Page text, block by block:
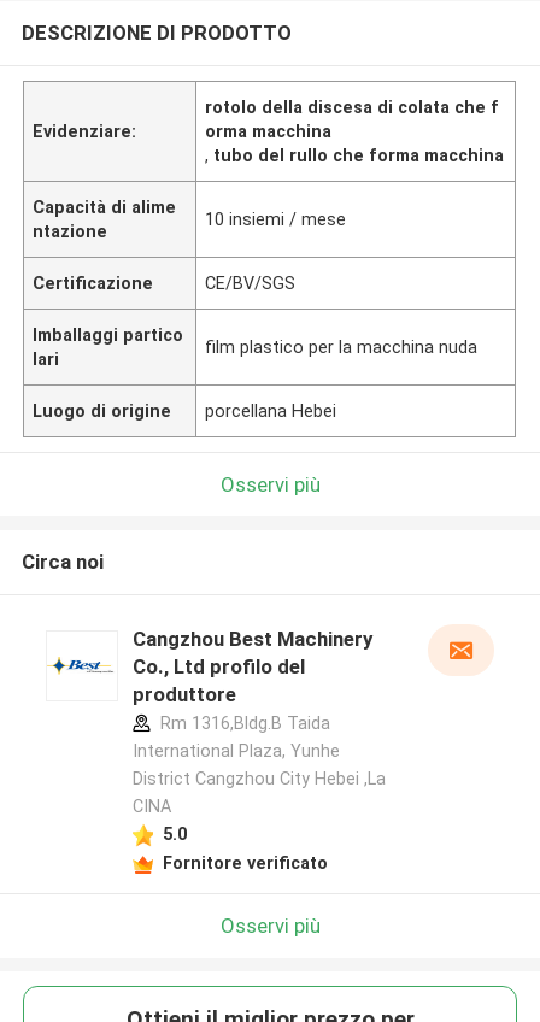
DESCRIZIONE DI PRODOTTO
Evidenziare:
rotolo della discesa di colata che f
orma macchina
, tubo del rullo che forma macchina
Capacità di alime
ntazione
10 insiemi / mese
Certificazione CE/BV/SGS
Imballaggi partico
lari
film plastico per la macchina nuda
Luogo di origine porcellana Hebei
Osservi più
Circa noi
Cangzhou Best Machinery
Co., Ltd profilo del
produttore
Rm 1316,Bldg.B Taida
International Plaza, Yunhe
District Cangzhou City Hebei ,La
CINA
5.0
Fornitore verificato
Osservi più